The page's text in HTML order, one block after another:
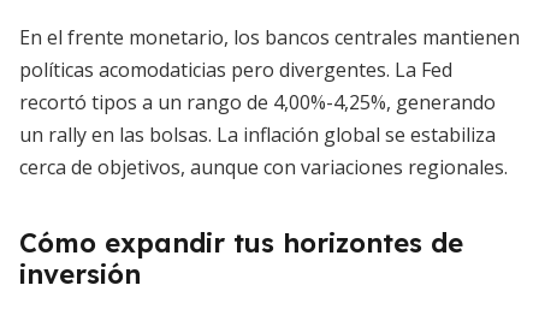
En el frente monetario, los bancos centrales mantienen
políticas acomodaticias pero divergentes. La Fed
recortó tipos a un rango de 4,00%-4,25%, generando
un rally en las bolsas. La inflación global se estabiliza
cerca de objetivos, aunque con variaciones regionales.
Cómo expandir tus horizontes de
inversión